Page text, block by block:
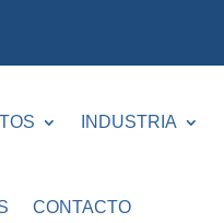
INDUSTRIA
CONTACTO